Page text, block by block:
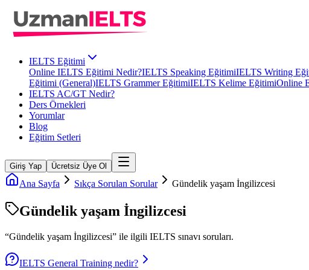
IELTS Eğitimi
Online IELTS Eğitimi Nedir?IELTS Speaking EğitimiIELTS Writing
Eğitimi (General)IELTS Grammer EğitimiIELTS Kelime EğitimiOnline
IELTS AC/GT Nedir?
Ders Örnekleri
Yorumlar
Blog
Eğitim Setleri
Giriş Yap Ücretsiz Üye Ol
Ana Sayfa Sıkça Sorulan Sorular Gündelik yaşam İngilizcesi
Gündelik yaşam İngilizcesi
“Gündelik yaşam İngilizcesi” ile ilgili IELTS sınavı soruları.
IELTS General Training nedir?